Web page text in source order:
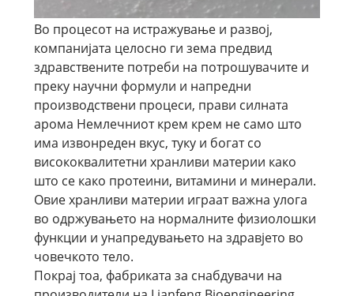
Во процесот на истражување и развој,
компанијата целосно ги зема предвид
здравствените потреби на потрошувачите и
преку научни формули и напредни
производствени процеси, прави силната
арома Немлечниот крем крем не само што
има извонреден вкус, туку и богат со
висококвалитетни хранливи материи како
што се како протеини, витамини и минерали.
Овие хранливи материи играат важна улога
во одржувањето на нормалните физиолошки
функции и унапредувањето на здравјето во
човечкото тело.
Покрај тоа, фабриката за снабдувачи на